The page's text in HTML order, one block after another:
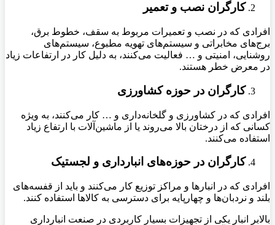
کارگران نصب و تعمیر
افرادی که در نصب و تعمیرات مربوط به سقف، خطوط برق،
برج‌های مخابراتی و سیستم‌های تهویه مطبوع، سیستم‌های
روشنایی، امنیتی و … فعالیت می‌کنند، به دلیل کار در ارتفاعات زیاد
در معرض خطر هستند.
کارگران در حوزه کشاورزی
افرادی که در کشاورزی و گلخانه‌داری و … کار می‌کنند، به ویژه
کسانی که از درختان بالا می‌روند یا از ماشین‌آلات با ارتفاع زیاد
استفاده می‌کنند.
کارگران در حوزه‌های انبارداری و لجستیک
افرادی که در انبارها و مراکز توزیع کار می‌کنند و باید از قفسه‌های
بلند و نردبان‌ها و چهارپایه برای دسترسی به کالاها استفاده کنند.
بالابر انبار یکی از تجهیزات بسیار کاربردی در صنعت انبارداری